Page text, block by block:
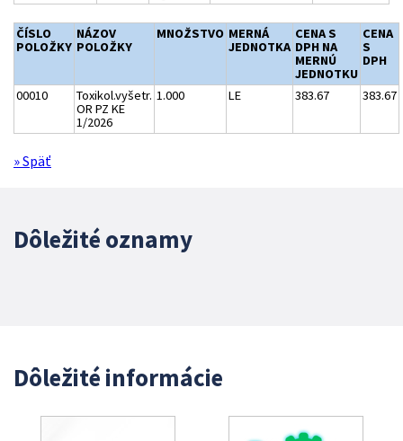
ČÍSLO
POLOŽKY
NÁZOV
POLOŽKY
MNOŽSTVO MERNÁ
JEDNOTKA
CENA S
DPH NA
MERNÚ
JEDNOTKU
CENA
S
DPH
00010
Toxikol.vyšetr.
OR PZ KE
1/2026
1.000 LE 383.67 383.67
» Späť
Dôležité oznamy
Dôležité informácie